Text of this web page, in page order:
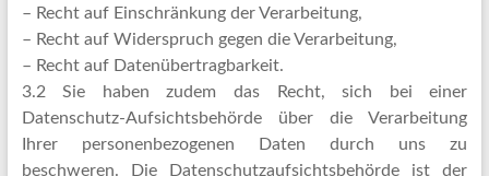
– Recht auf Einschränkung der Verarbeitung,
– Recht auf Widerspruch gegen die Verarbeitung,
– Recht auf Datenübertragbarkeit.
3.2 Sie haben zudem das Recht, sich bei einer
Datenschutz-Aufsichtsbehörde über die Verarbeitung
Ihrer personenbezogenen Daten durch uns zu
beschweren. Die Datenschutzaufsichtsbehörde ist der